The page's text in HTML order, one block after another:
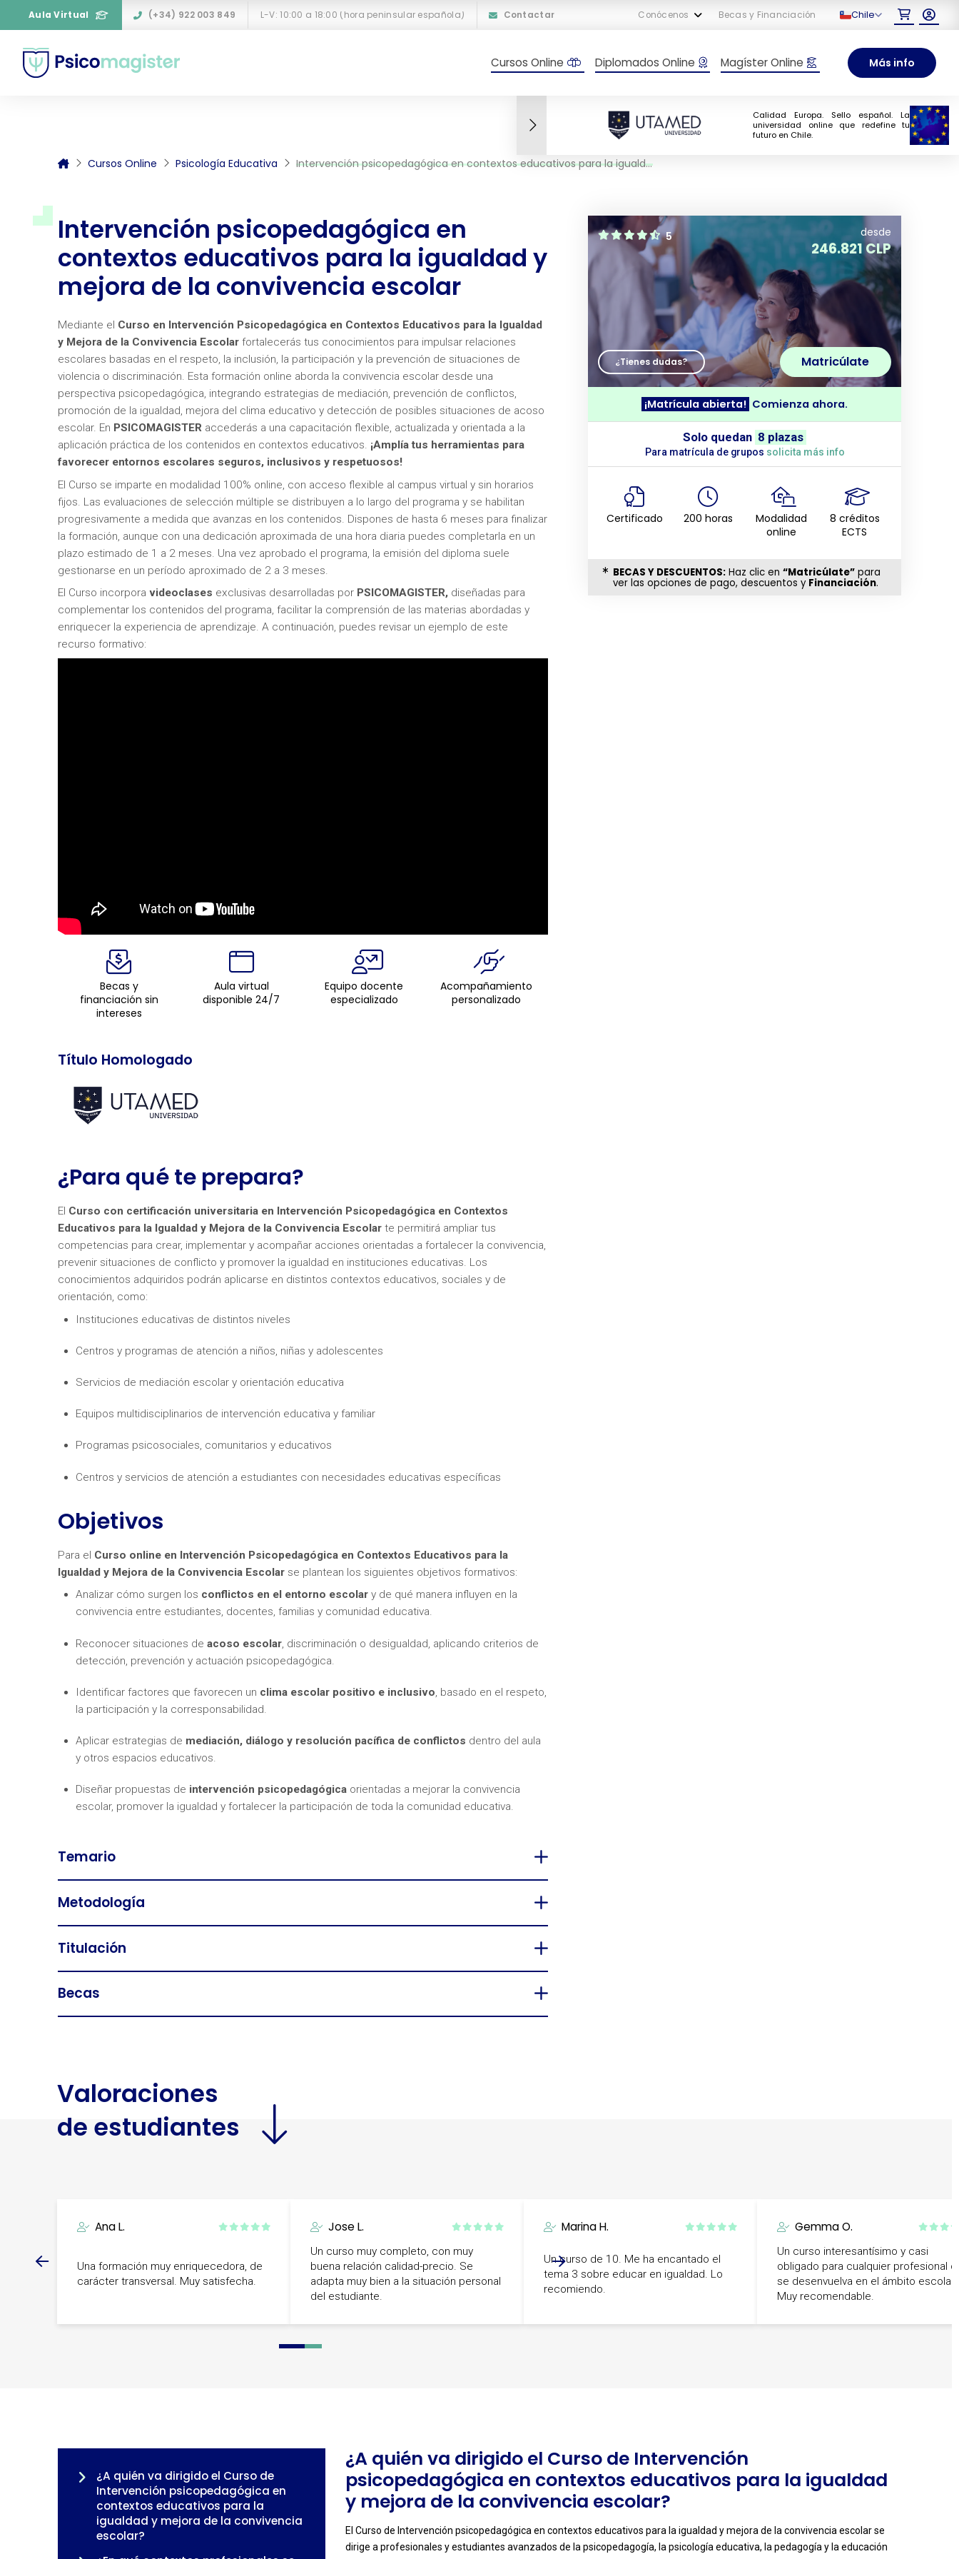
Aula Virtual (+34) 922 003 849 L-V: 10:00 a 18:00 (hora peninsular española) Contactar Conócenos Becas y Financiación Chile
Cursos Online Diplomados Online Magíster Online Más info
Calidad Europa. Sello español. La
universidad online que redefine tu
futuro en Chile.
Cursos Online Psicología Educativa Intervención psicopedagógica en contextos educativos para la igualdad y mejora de la convivencia escolar
Intervención psicopedagógica en
contextos educativos para la igualdad y
mejora de la convivencia escolar
Mediante el Curso en Intervención Psicopedagógica en Contextos Educativos para la Igualdad
y Mejora de la Convivencia Escolarfortalecerás tus conocimientos para impulsar relaciones
escolares basadas en el respeto, la inclusión, la participación y la prevención de situaciones de
violencia o discriminación. Esta formación online aborda la convivencia escolar desde una
perspectiva psicopedagógica, integrando estrategias de mediación, prevención de conflictos,
promoción de la igualdad, mejora del clima educativo y detección de posibles situaciones de acoso
escolar. En PSICOMAGISTERaccederás a una capacitación flexible, actualizada y orientada a la
aplicación práctica de los contenidos en contextos educativos. ¡Amplía tus herramientas para
favorecer entornos escolares seguros, inclusivos y respetuosos!
El Curso se imparte en modalidad 100% online, con acceso flexible al campus virtual y sin horarios
fijos. Las evaluaciones de selección múltiple se distribuyen a lo largo del programa y se habilitan
progresivamente a medida que avanzas en los contenidos. Dispones de hasta 6 meses para finalizar
la formación, aunque con una dedicación aproximada de una hora diaria puedes completarla en un
plazo estimado de 1 a 2 meses. Una vez aprobado el programa, la emisión del diploma suele
gestionarse en un período aproximado de 2 a 3 meses.
El Curso incorpora videoclases exclusivas desarrolladas por PSICOMAGISTER,diseñadas para
complementar los contenidos del programa, facilitar la comprensión de las materias abordadas y
enriquecer la experiencia de aprendizaje. A continuación, puedes revisar un ejemplo de este
recurso formativo:
Becas y
financiación sin
intereses
Aula virtual
disponible 24/7
Equipo docente
especializado
Acompañamiento
personalizado
Título Homologado
¿Para qué te prepara?
El Curso con certificación universitaria en Intervención Psicopedagógica en Contextos
Educativos para la Igualdad y Mejora de la Convivencia Escolarte permitirá ampliar tus
competencias para crear, implementar y acompañar acciones orientadas a fortalecer la convivencia,
prevenir situaciones de conflicto y promover la igualdad en instituciones educativas. Los
conocimientos adquiridos podrán aplicarse en distintos contextos educativos, sociales y de
orientación, como:
Instituciones educativas de distintos niveles
Centros y programas de atención a niños, niñas y adolescentes
Servicios de mediación escolar y orientación educativa
Equipos multidisciplinarios de intervención educativa y familiar
Programas psicosociales, comunitarios y educativos
Centros y servicios de atención a estudiantes con necesidades educativas específicas
Objetivos
Para el Curso online en Intervención Psicopedagógica en Contextos Educativos para la
Igualdad y Mejora de la Convivencia Escolarse plantean los siguientes objetivos formativos:
Analizar cómo surgen los conflictos en el entorno escolar y de qué manera influyen en la
convivencia entre estudiantes, docentes, familias y comunidad educativa.
Reconocer situaciones deacoso escolar , discriminación o desigualdad, aplicando criterios de
detección, prevención y actuación psicopedagógica.
Identificar factores que favorecen un clima escolar positivo e inclusivo, basado en el respeto,
la participación y la corresponsabilidad.
Aplicar estrategias de mediación, diálogo y resolución pacífica de conflictos dentro del aula
y otros espacios educativos.
Diseñar propuestas de intervención psicopedagógica orientadas a mejorar la convivencia
escolar, promover la igualdad y fortalecer la participación de toda la comunidad educativa.
Temario
Metodología
Titulación
Becas
Valoraciones
de estudiantes
Ana L.
Una formación muy enriquecedora, de
carácter transversal. Muy satisfecha.
Jose L.
Un curso muy completo, con muy
buena relación calidad-precio. Se
adapta muy bien a la situación personal
del estudiante.
Marina H.
Un curso de 10. Me ha encantado el
tema 3 sobre educar en igualdad. Lo
recomiendo.
Gemma O.
Un curso interesantísimo y casi
obligado para cualquier profesional
se desenvuelva en el ámbito escolar.
Muy recomendable.
0 1 2
5 desde
246.821 CLP
¿Tienes dudas? Matricúlate
¡Matrícula abierta! Comienza ahora.
Solo quedan 8 plazas
Para matrícula de grupos solicita más info
Certificado 200 horas
Modalidad
online
8 créditos
ECTS
BECAS Y DESCUENTOS:Haz clic en “Matricúlate”para
ver las opciones de pago, descuentos y Financiación.
¿A quién va dirigido el Curso de
Intervención psicopedagógica en
contextos educativos para la
igualdad y mejora de la convivencia
escolar?
¿A quién va dirigido el Curso de Intervención
psicopedagógica en contextos educativos para la igualdad
y mejora de la convivencia escolar?
El Curso de Intervención psicopedagógica en contextos educativos para la igualdad y mejora de la convivencia escolar se
dirige a profesionales y estudiantes avanzados de la psicopedagogía, la psicología educativa, la pedagogía y la educación
-
¿Necesitas más información sobre un curso?